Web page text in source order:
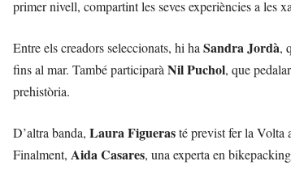
primer nivell, compartint les seves experiències a les
Entre els creadors seleccionats, hi haSandra Jordà,
fins al mar. També participaràNil Puchol, que
prehistòria.
D’altra banda, Laura Figuerasté previst fer la Volta
Finalment, Aida Casares, una experta en